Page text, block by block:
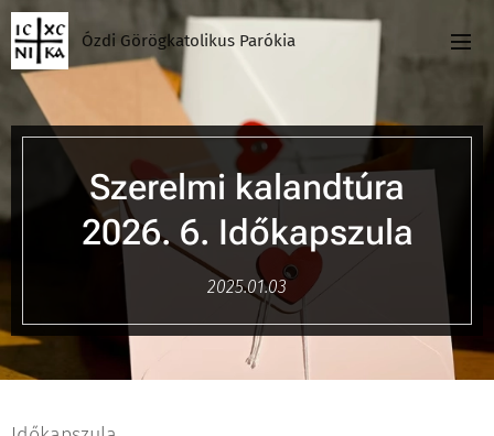
Ózdi Görögkatolikus Parókia
Szerelmi kalandtúra
2026. 6. Időkapszula
2025.01.03